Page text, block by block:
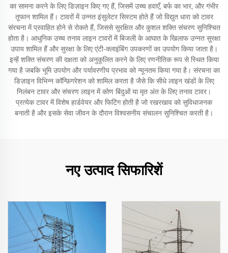
का सामना करने के लिए डिज़ाइन किए गए हैं, जिसमें उच्च हवाएँ, बर्फ का भार, और गंभीर
तूफान शामिल हैं। टावरों में उन्नत इंसुलेटर सिस्टम होते हैं जो विद्युत धारा को टावर
संरचना में प्रवाहित होने से रोकते हैं, जिससे सुरक्षित और कुशल शक्ति संचरण सुनिश्चित
होता है। आधुनिक उच्च तनाव लाइन टावरों में बिजली के आघात के खिलाफ उन्नत सुरक्षा
उपाय शामिल हैं और सुरक्षा के लिए एंटी-क्लाइंबिंग उपकरणों का उपयोग किया जाता है।
इन्हें शक्ति संचरण की दक्षता को अनुकूलित करने के लिए रणनीतिक रूप से स्थित किया
गया है जबकि भूमि उपयोग और पर्यावरणीय प्रभाव को न्यूनतम किया गया है। संरचना का
डिज़ाइन विभिन्न कॉन्फ़िगरेशन को शामिल करता है जैसे कि सीधे लाइन खंडों के लिए
निलंबन टावर और संचरण लाइन में कोण बिंदुओं या मृत अंत के लिए तनाव टावर।
प्रत्येक टावर में विशेष हार्डवेयर और फिटिंग होती है जो रखरखाव को सुविधाजनक
बनाती है और इसके सेवा जीवन के दौरान विश्वसनीय संचालन सुनिश्चित करती है।
नए उत्पाद सिफारिशें